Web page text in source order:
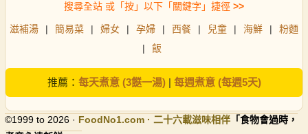
搜尋全站 或「按」以下「關鍵字」捷徑 >>
滋補湯 | 簡易菜 | 婦女 | 孕婦 | 西餐 | 兒童 | 海鮮 |
粉麵
|
飯
推薦： 每天煮意 (3餸一湯)| 每週煮意 (每週5天)
©1999 to 2026 · FoodNo1.com · 二十六載滋味相伴 「食物會過時，